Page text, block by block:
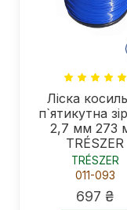
Ліска
п`ятикутна
2,7 мм 273
TRÉSZER
TRÉSZER
011-093
697 ₴